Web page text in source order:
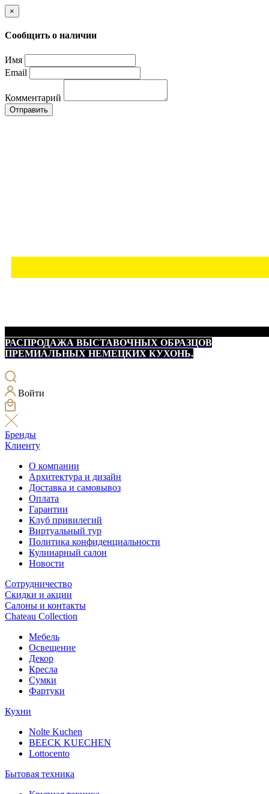
×
Сообщить о наличии
Имя
Email
Комментарий
Отправить
РАСПРОДАЖА ВЫСТАВОЧНЫХ ОБРАЗЦОВ
ПРЕМИАЛЬНЫХ НЕМЕЦКИХ КУХОНЬ.
Войти
Бренды
Клиенту
О компании
Архитектура и дизайн
Доставка и самовывоз
Оплата
Гарантии
Клуб привилегий
Виртуальный тур
Политика конфиденциальности
Кулинарный салон
Новости
Сотрудничество
Скидки и акции
Салоны и контакты
Chateau Collection
Мебель
Освещение
Декор
Кресла
Сумки
Фартуки
Кухни
Nolte Kuchen
BEECK KUECHEN
Lottocento
Бытовая техника